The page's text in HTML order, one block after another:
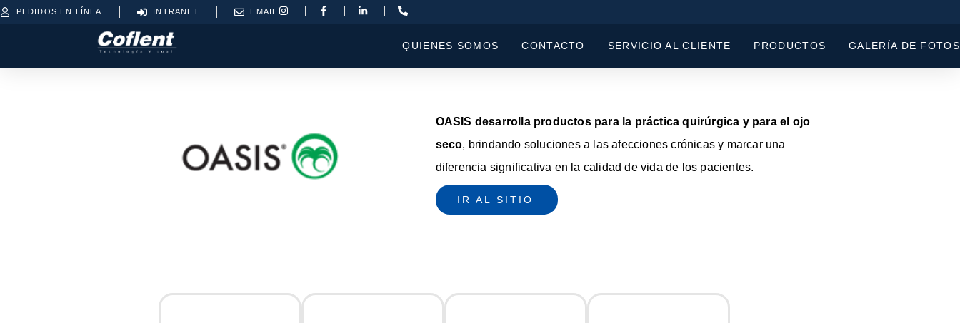
PEDIDOS EN LÍNEA INTRANET EMAIL
QUIENES SOMOS CONTACTO SERVICIO AL CLIENTE PRODUCTOS GALERÍA DE FOTOS
OASIS desarrolla productos para la práctica quirúrgica y para el ojo
seco, brindando soluciones a las afecciones crónicas y marcar una
diferencia significativa en la calidad de vida de los pacientes.
IR AL SITIO